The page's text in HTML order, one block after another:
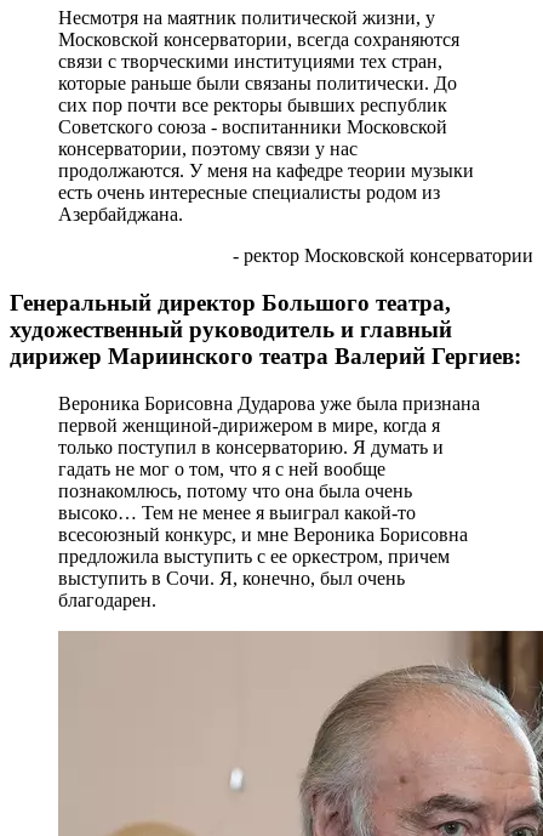
Несмотря на маятник политической жизни, у
Московской консерватории, всегда сохраняются
связи с творческими институциями тех стран,
которые раньше были связаны политически. До
сих пор почти все ректоры бывших республик
Советского союза - воспитанники Московской
консерватории, поэтому связи у нас
продолжаются. У меня на кафедре теории музыки
есть очень интересные специалисты родом из
Азербайджана.
- ректор Московской консерватории
Генеральный директор Большого театра,
художественный руководитель и главный
дирижер Мариинского театра Валерий Гергиев:
Вероника Борисовна Дударова уже была признана
первой женщиной-дирижером в мире, когда я
только поступил в консерваторию. Я думать и
гадать не мог о том, что я с ней вообще
познакомлюсь, потому что она была очень
высоко… Тем не менее я выиграл какой-то
всесоюзный конкурс, и мне Вероника Борисовна
предложила выступить с ее оркестром, причем
выступить в Сочи. Я, конечно, был очень
благодарен.